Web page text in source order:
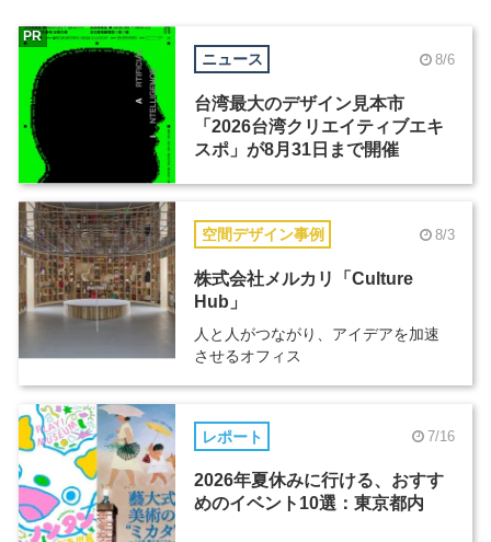
ニュース 8/6
台湾最大のデザイン見本市
「2026台湾クリエイティブエキ
スポ」が8月31日まで開催
PR
空間デザイン事例 8/3
株式会社メルカリ「Culture
Hub」
人と人がつながり、アイデアを加速
させるオフィス
レポート 7/16
2026年夏休みに行ける、おすす
めのイベント10選：東京都内